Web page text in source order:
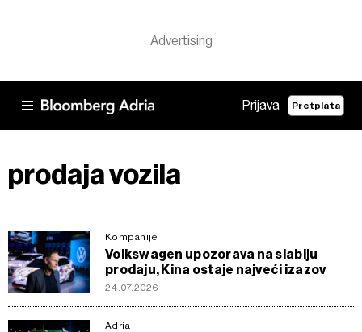
Prijava Pretplata
prodaja vozila
Kompanije
Volkswagen upozorava na slabiju
prodaju, Kina ostaje najveći izazov
24.07.2026
Adria